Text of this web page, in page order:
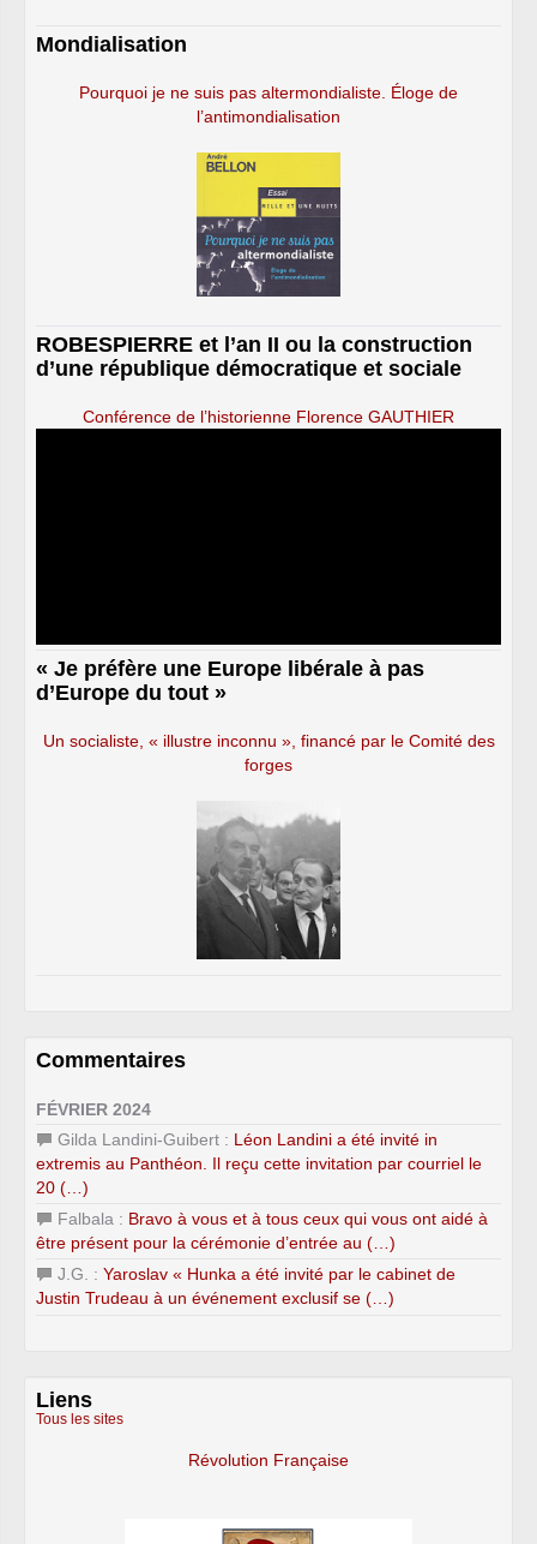
Mondialisation
Pourquoi je ne suis pas altermondialiste. Éloge de
l’antimondialisation
ROBESPIERRE et l’an II ou la construction
d’une république démocratique et sociale
Conférence de l’historienne Florence GAUTHIER
« Je préfère une Europe libérale à pas
d’Europe du tout »
Un socialiste, « illustre inconnu », financé par le Comité des
forges
Commentaires
FÉVRIER 2024
Gilda Landini-Guibert : Léon Landini a été invité in
extremis au Panthéon. Il reçu cette invitation par courriel le
20 (…)
Falbala : Bravo à vous et à tous ceux qui vous ont aidé à
être présent pour la cérémonie d’entrée au (…)
J.G. : Yaroslav « Hunka a été invité par le cabinet de
Justin Trudeau à un événement exclusif se (…)
Liens
Tous les sites
Révolution Française